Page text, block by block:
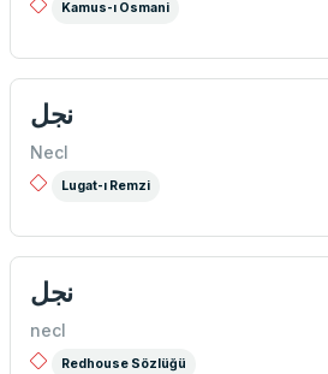
Kamus-ı Osmani
نجل
Necl
Lugat-ı Remzi
نجل
necl
Redhouse Sözlüğü